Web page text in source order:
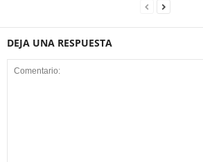
DEJA UNA RESPUESTA